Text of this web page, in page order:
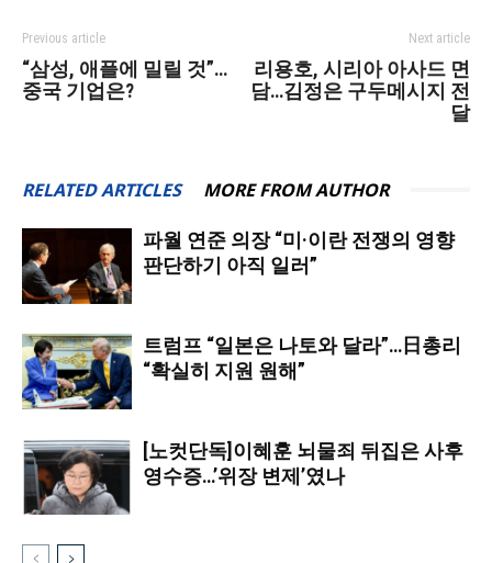
Previous article
“삼성, 애플에 밀릴 것”…
중국 기업은?
Next article
리용호, 시리아 아사드 면
담…김정은 구두메시지 전
달
RELATED ARTICLES MORE FROM AUTHOR
파월 연준 의장 “미·이란 전쟁의 영향
판단하기 아직 일러”
트럼프 “일본은 나토와 달라”…日총리
“확실히 지원 원해”
[노컷단독]이혜훈 뇌물죄 뒤집은 사후
영수증…’위장 변제’였나